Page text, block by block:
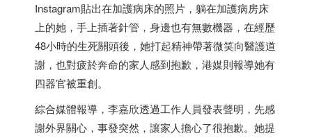
Instagram貼出在加護病床的照片，躺在加護病房床
上的她，手上插著針管，身邊也有無數機器，在經歷
48小時的生死關頭後，她打起精神帶著微笑向醫護道
謝，也對疲於奔命的家人感到抱歉，港媒則報導她有
四器官被重創。
綜合媒體報導，李嘉欣透過工作人員發表聲明，先感
謝外界關心，事發突然，讓家人擔心了很抱歉。她提